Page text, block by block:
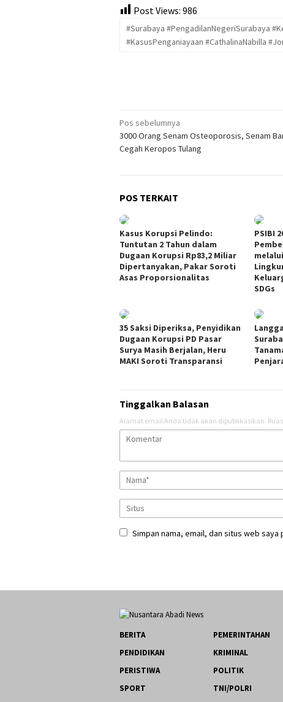
Post Views: 986
#Surabaya #PengadilanNegeriSurabaya
#KasusPenganiayaan #CathalinaNabilla
Navigasi
pos
Pos sebelumnya
3000 Orang Senam Osteoporosis, Senam
Cegah Keropos Tulang
POS TERKAIT
Kasus Korupsi Pelindo:
Tuntutan 2 Tahun dalam
Dugaan Korupsi Rp83,2 Miliar
Dipertanyakan, Pakar Soroti
Asas Proporsionalitas
PSIBI
SDGs
35 Saksi Diperiksa, Penyidikan
Dugaan Korupsi PD Pasar
Surya Masih Berjalan, Heru
MAKI Soroti Transparansi
Tinggalkan Balasan
Alamat email Anda tidak akan dipublikasikan.
Simpan nama, email, dan situs web
BERITA PEMERINTAHAN
PENDIDIKAN
KRIMINAL
PERISTIWA
POLITIK
SPORT
TNI/POLRI